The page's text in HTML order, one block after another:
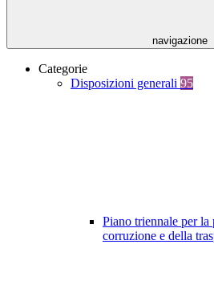
navigazione
Categorie
Disposizioni generali 95
Piano triennale per la
corruzione e della